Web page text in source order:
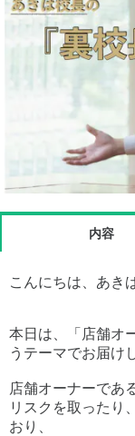
内容
こんにちは、あき
本日は、「店舗オ
うテーマでお届け
店舗オーナーであ
リスクを取ったり
おり、